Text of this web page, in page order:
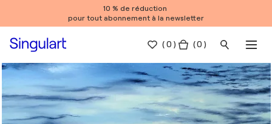
10 % de réduction
pour tout abonnement à la newsletter
(0 ) ( 0 )